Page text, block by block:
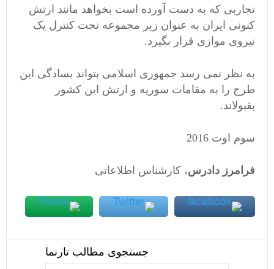
تجاربی که به دست آورده است بخواهد مانند ارتش
کنونی ایران به عنوان زیر مجموعه تحت کنترل یک
نیروی موازی قرار بگیرد.
به نظر نمی رسد جمهوری اسلامی بتواند بسادگی این
طرح را به مقامات سوریه و ارتش این کشور
بقبولاند.
سوم اوت 2016
فرامرز دادرس، کارشناس اطلاعاتی
جستجوی مطالب تارنما